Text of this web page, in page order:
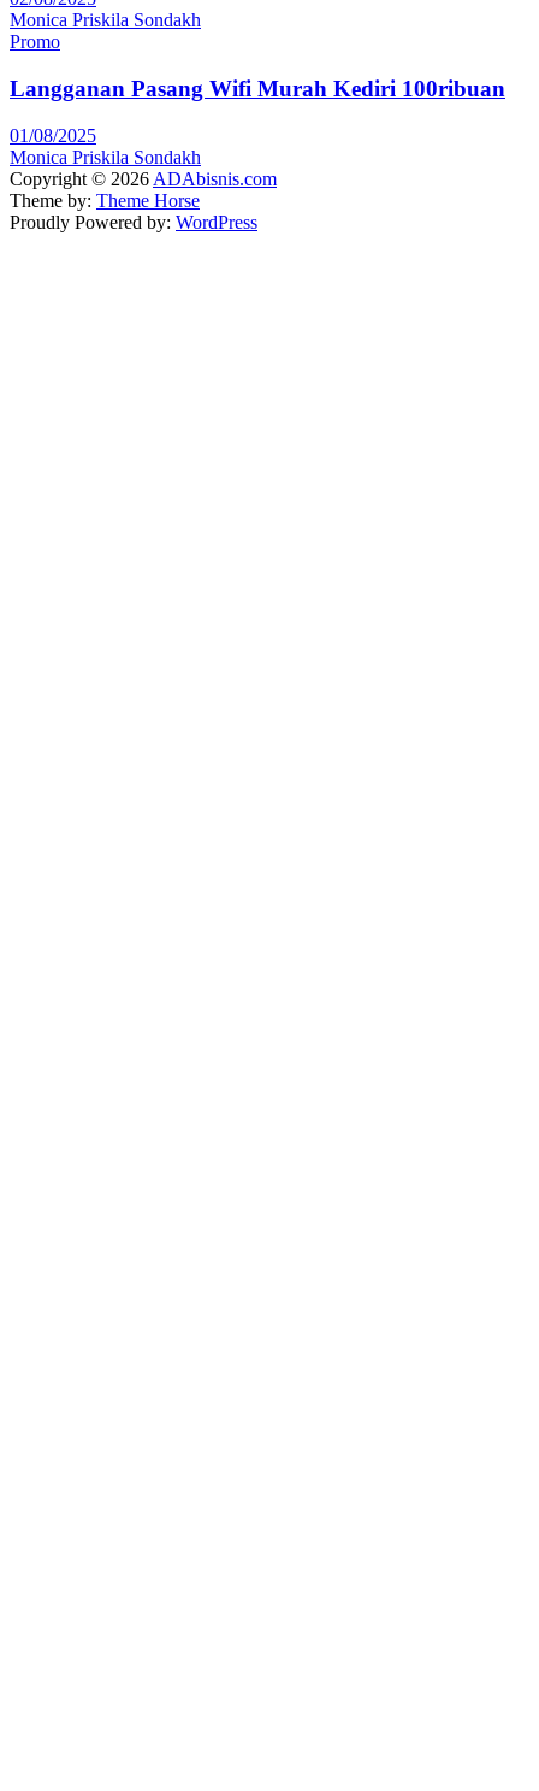
Monica Priskila Sondakh
Promo
Langganan Pasang Wifi Murah Kediri 100ribuan
01/08/2025
Monica Priskila Sondakh
Copyright © 2026 ADAbisnis.com
Theme by: Theme Horse
Proudly Powered by: WordPress